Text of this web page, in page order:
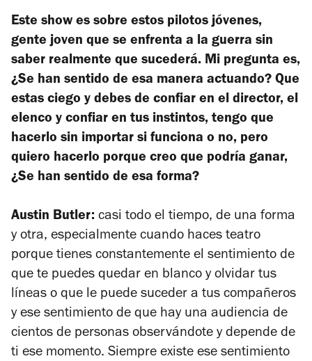
Este show es sobre estos pilotos jóvenes,
gente joven que se enfrenta a la guerra sin
saber realmente que sucederá. Mi pregunta es,
¿Se han sentido de esa manera actuando? Que
estas ciego y debes de confiar en el director, el
elenco y confiar en tus instintos, tengo que
hacerlo sin importar si funciona o no, pero
quiero hacerlo porque creo que podría ganar,
¿Se han sentido de esa forma?
Austin Butler: casi todo el tiempo, de una forma
y otra, especialmente cuando haces teatro
porque tienes constantemente el sentimiento de
que te puedes quedar en blanco y olvidar tus
líneas o que le puede suceder a tus compañeros
y ese sentimiento de que hay una audiencia de
cientos de personas observándote y depende de
ti ese momento. Siempre existe ese sentimiento